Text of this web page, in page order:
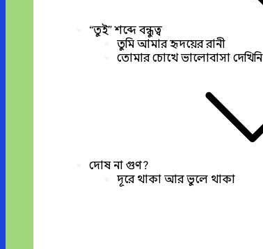
“তুই” শব্দে বন্ধুত্ব
তুমি আমার হৃদয়ের রানী
তোমার চোখে ভালোবাসা দেখিনি
দোষ না গুণ?
দূরে থাকা আর ভুলে থাকা